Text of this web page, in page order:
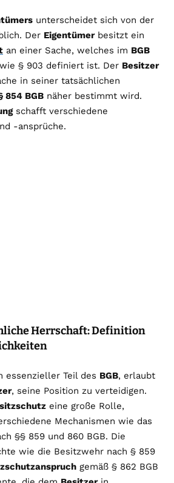
unterscheidet sich von der
Der Eigentümerbesitzt ein
an einer Sache, welches im BGB
§ 903 definiert ist. Der Besitzer
in seiner tatsächlichen
854 BGB näher bestimmt wird.
schafft verschiedene
-ansprüche.
Herrschaft: Definition
essenzieller Teil des BGB, erlaubt
, seine Position zu verteidigen.
eine große Rolle,
Mechanismen wie das
§§ 859 und 860 BGB. Die
wie die Besitzwehr nach § 859
gemäß § 862 BGB